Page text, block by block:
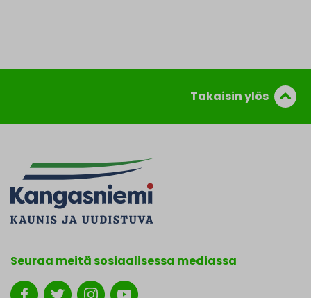
Takaisin ylös
Seuraa meitä sosiaalisessa mediassa